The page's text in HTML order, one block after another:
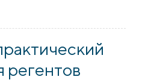
храмов города Гродно
регентов